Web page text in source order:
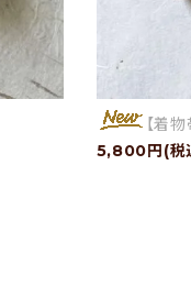
【着
5,800円(税